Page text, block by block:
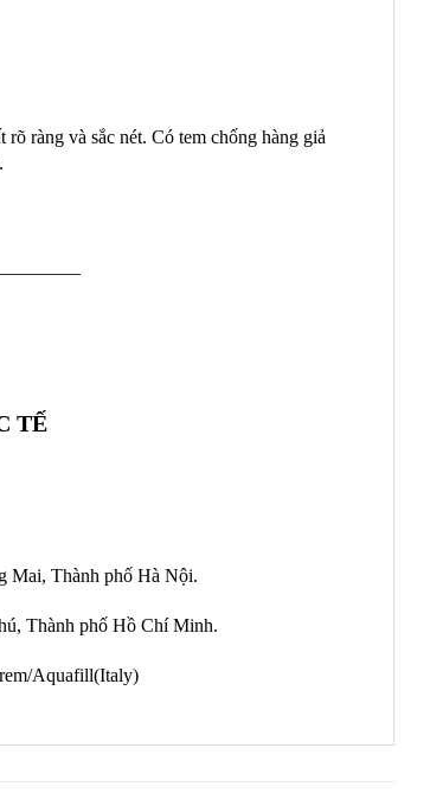
ràng và sắc nét. Có tem chống hàng giả
TẾ
Mai, Thành phố Hà Nội.
Thành phố Hồ Chí Minh.
Aquafill(Italy)